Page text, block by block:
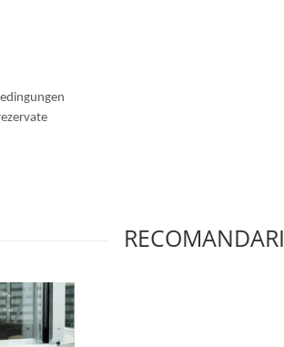
RECOMANDARI